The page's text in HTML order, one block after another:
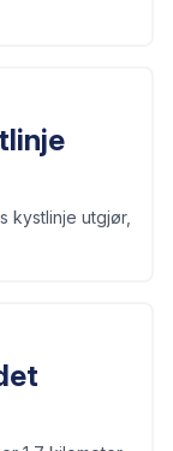
kystlinje utgjør,